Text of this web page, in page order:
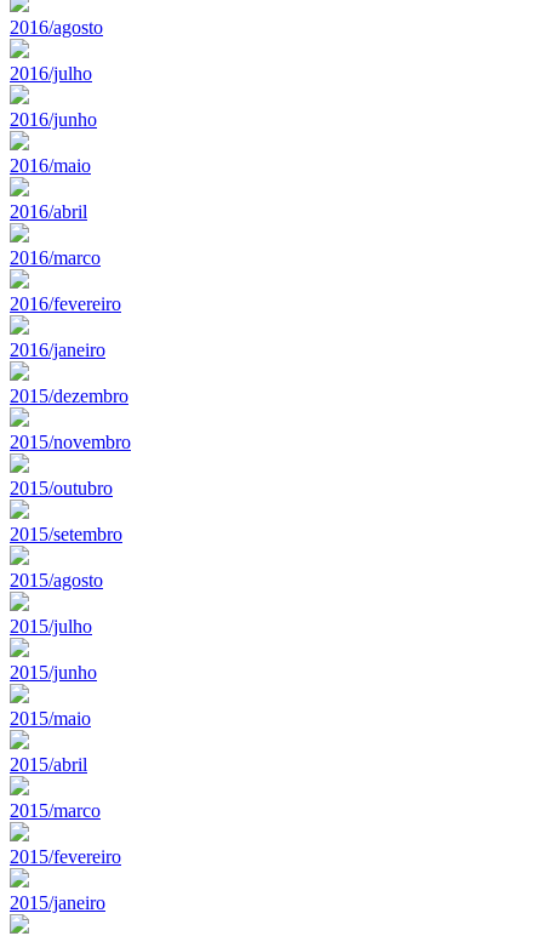
2016/agosto
2016/julho
2016/junho
2016/maio
2016/abril
2016/marco
2016/fevereiro
2016/janeiro
2015/dezembro
2015/novembro
2015/outubro
2015/setembro
2015/agosto
2015/julho
2015/junho
2015/maio
2015/abril
2015/marco
2015/fevereiro
2015/janeiro